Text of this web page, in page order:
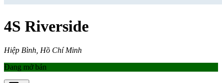
4S Riverside
Hiệp Bình, Hồ Chí Minh
Đang mở bán